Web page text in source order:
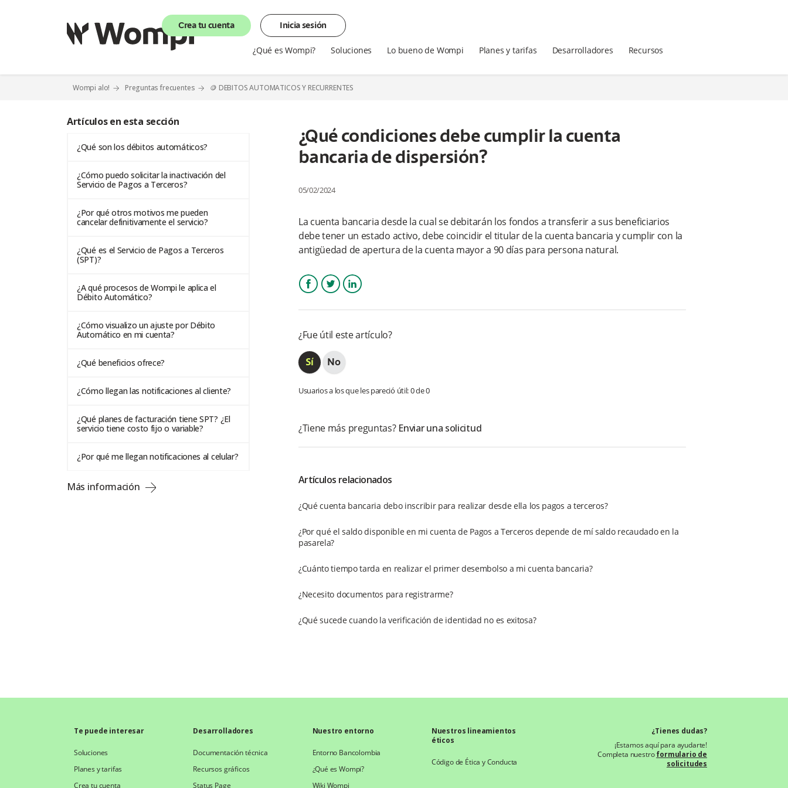
Crea tu cuenta Inicia sesión
¿Qué es Wompi? Soluciones Lo bueno de Wompi Planes y tarifas Desarrolladores Recursos
Wompi alo! Preguntas frecuentes 🪙 DEBITOS AUTOMATICOS Y RECURRENTES
Artículos en esta sección
¿Qué son los débitos automáticos?
¿Cómo puedo solicitar la inactivación del
Servicio de Pagos a Terceros?
¿Por qué otros motivos me pueden
cancelar definitivamente el servicio?
¿Qué es el Servicio de Pagos a Terceros
(SPT)?
¿A qué procesos de Wompi le aplica el
Débito Automático?
¿Cómo visualizo un ajuste por Débito
Automático en mi cuenta?
¿Qué beneficios ofrece?
¿Cómo llegan las notificaciones al cliente?
¿Qué planes de facturación tiene SPT? ¿El
servicio tiene costo fijo o variable?
¿Por qué me llegan notificaciones al celular?
Más información
¿Qué condiciones debe cumplir la cuenta
bancaria de dispersión?
05/02/2024
La cuenta bancaria desde la cual se debitarán los fondos a transferir a sus beneficiarios
debe tener un estado activo, debe coincidir el titular de la cuenta bancaria y cumplir con la
antigüedad de apertura de la cuenta mayor a 90 días para persona natural.
¿Fue útil este artículo?
Usuarios a los que les pareció útil: 0 de 0
¿Tiene más preguntas? Enviar una solicitud
Artículos relacionados
¿Qué cuenta bancaria debo inscribir para realizar desde ella los pagos a terceros?
¿Por qué el saldo disponible en mi cuenta de Pagos a Terceros depende de mí saldo recaudado en la
pasarela?
¿Cuánto tiempo tarda en realizar el primer desembolso a mi cuenta bancaria?
¿Necesito documentos para registrarme?
¿Qué sucede cuando la verificación de identidad no es exitosa?
Te puede interesar
Soluciones
Planes y tarifas
Crea tu cuenta
Desarrolladores
Documentación técnica
Recursos gráficos
Status Page
Nuestro entorno
Entorno Bancolombia
¿Qué es Wompi?
Wiki Wompi
Nuestros lineamientos
éticos
Código de Ética y Conducta
¿Tienes dudas?
¡Estamos aquí para ayudarte!
Completa nuestroformulario de
solicitudes